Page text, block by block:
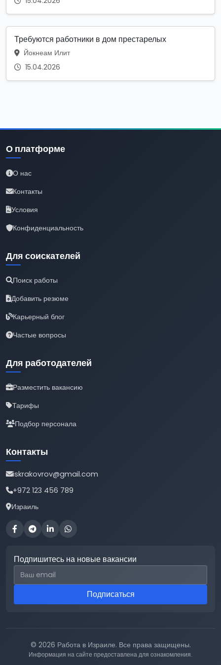
Требуются работники в дом престарелых
Йокнеам Илит
15.04.2026
О платформе
О нас
Контакты
Условия
Конфиденциальность
Для соискателей
Поиск работы
Добавить резюме
Карьерный блог
Частые вопросы
Для работодателей
Разместить вакансию
Тарифы
Подбор персонала
Контакты
iskrakovrov@gmail.com
+972 123 456 789
Израиль
Подпишитесь на новые вакансии
Email для подписки
Подписаться
© 2026 Работа в Израиле. Все права защищены.
Информация на сайте предоставлена для ознакомления.